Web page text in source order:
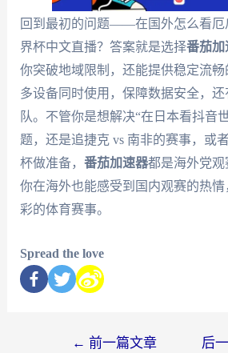
回到最初的问题——在国外怎么看厄
界杯中文直播？答案就是选择番茄加
你突破地域限制，还能提供稳定流
多设备同时使用，保障数据安全，还
队。不管你是想解决“在日本看抖音
题，还是追捷克 vs 南非的赛事，或
杯做准备， 番茄加速器都是海外党观
你在海外也能感受到国内观赛的热
彩的体育赛事。
Spread the love
← 前一篇文章 后